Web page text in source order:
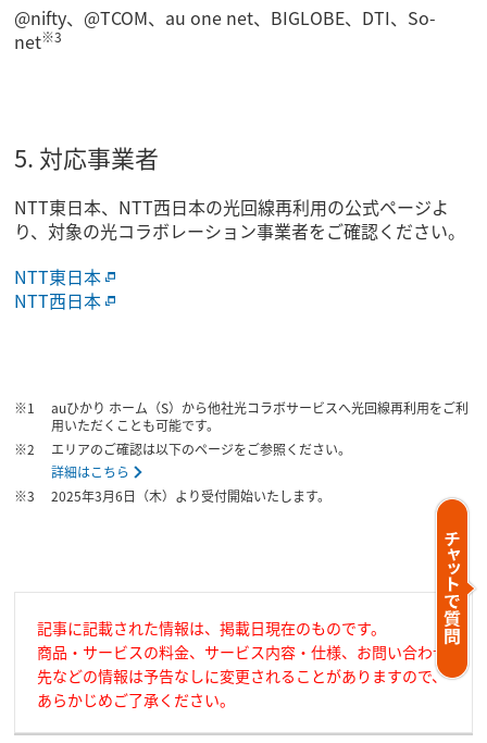
@nifty、@TCOM、au one net、BIGLOBE、DTI、So-
net※3
5. 対応事業者
NTT東日本、NTT西日本の光回線再利用の公式ページよ
り、対象の光コラボレーション事業者をご確認ください。
NTT東日本
NTT西日本
auひかり ホーム（S）から他社光コラボサービスへ光回線再利用をご利
用いただくことも可能です。
エリアのご確認は以下のページをご参照ください。
詳細はこちら
2025年3月6日（木）より受付開始いたします。
記事に記載された情報は、掲載日現在のものです。
商品・サービスの料金、サービス内容・仕様、お問い合わせ
先などの情報は予告なしに変更されることがありますので、
あらかじめご了承ください。